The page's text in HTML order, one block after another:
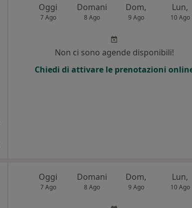
Oggi
7 Ago
Domani
8 Ago
Dom,
9 Ago
Lun,
10 Ago
Non ci sono agende disponibili!
Chiedi di attivare le prenotazioni
Oggi
7 Ago
Domani
8 Ago
Dom,
9 Ago
Lun,
10 Ago